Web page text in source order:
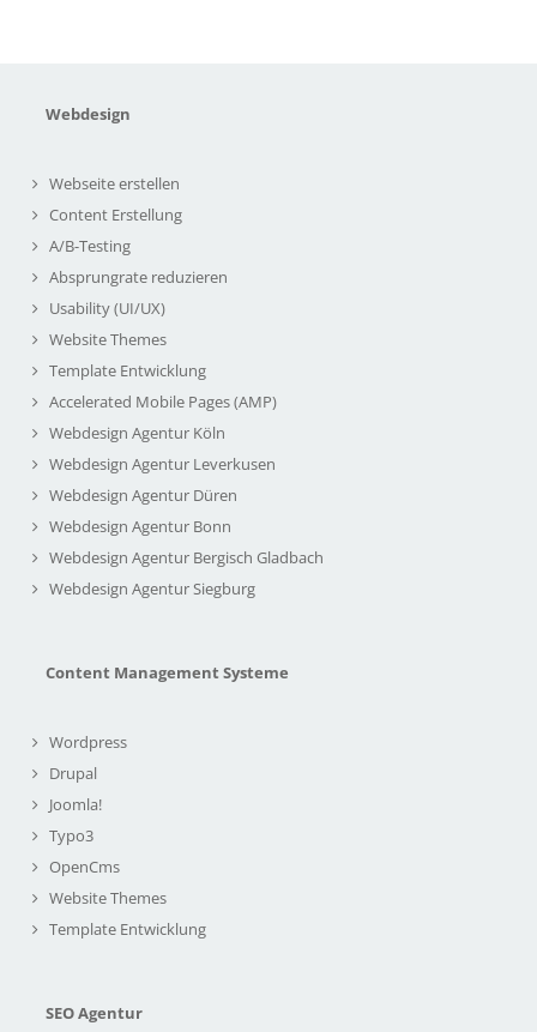
Webdesign
Webseite erstellen
Content Erstellung
A/B-Testing
Absprungrate reduzieren
Usability (UI/UX)
Website Themes
Template Entwicklung
Accelerated Mobile Pages (AMP)
Webdesign Agentur Köln
Webdesign Agentur Leverkusen
Webdesign Agentur Düren
Webdesign Agentur Bonn
Webdesign Agentur Bergisch Gladbach
Webdesign Agentur Siegburg
Content Management Systeme
Wordpress
Drupal
Joomla!
Typo3
OpenCms
Website Themes
Template Entwicklung
SEO Agentur